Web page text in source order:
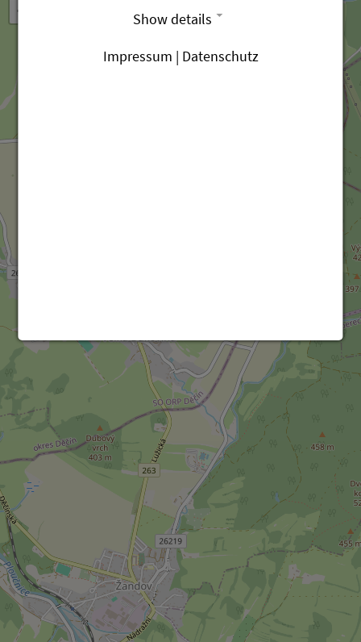
−
Show details
Impressum | Datenschutz